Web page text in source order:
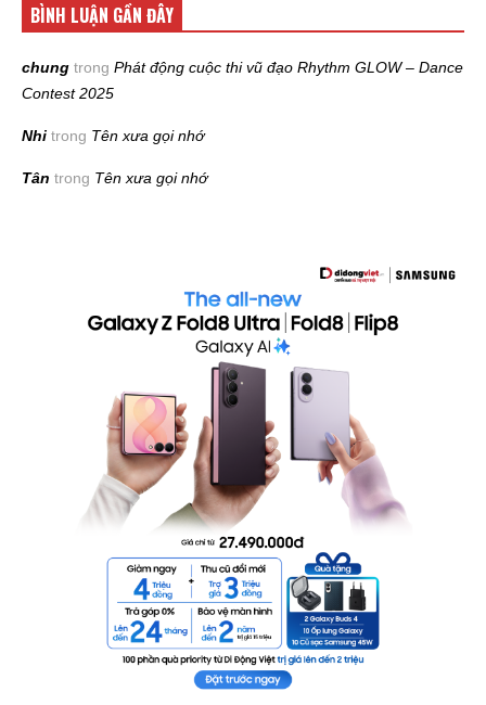
BÌNH LUẬN GẦN ĐÂY
chung trong Phát động cuộc thi vũ đạo Rhythm GLOW – Dance
Contest 2025
Nhi trong Tên xưa gọi nhớ
Tân trong Tên xưa gọi nhớ